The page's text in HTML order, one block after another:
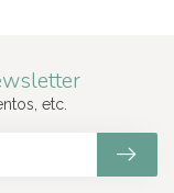
etc.